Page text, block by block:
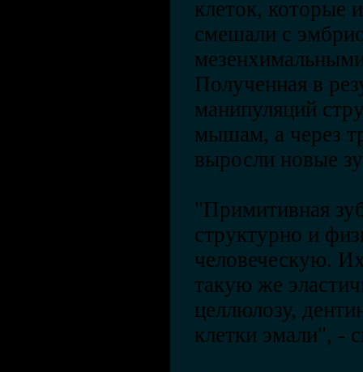
клеток, которые
смешали с
Полученная в
манипуляций
мышам, а через
выросли новые
"Примитивная
структурно и
человеческую.
такую ​​же
целлюлозу,
клетки эмали", -